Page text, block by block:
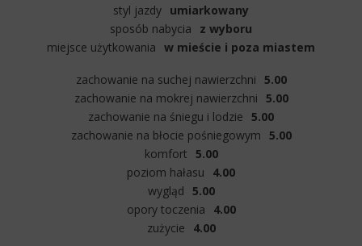
styl jazdy umiarkowany
sposób nabycia
z wyboru
miejsce użytkowania w mieście i poza miastem
zachowanie na suchej nawierzchni 5.00
zachowanie na mokrej nawierzchni 5.00
zachowanie na śniegu i lodzie 5.00
zachowanie na błocie pośniegowym 5.00
komfort 5.00
poziom hałasu
4.00
wygląd 5.00
opory toczenia
4.00
zużycie
4.00